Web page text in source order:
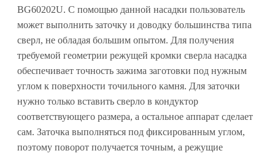
BG60202U. С помощью данной насадки пользователь
может выполнить заточку и доводку большинства типа
сверл, не обладая большим опытом. Для получения
требуемой геометрии режущей кромки сверла насадка
обеспечивает точность зажима заготовки под нужным
углом к поверхности точильного камня. Для заточки
нужно только вставить сверло в кондуктор
соответствующего размера, а остальное аппарат сделает
сам. Заточка выполняться под фиксированным углом,
поэтому поворот получается точным, а режущие